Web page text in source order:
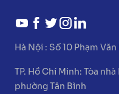
Hà Nội : Số 10 Phạm
TP. Hồ Chí Minh:Tòa
phường Tân Bình